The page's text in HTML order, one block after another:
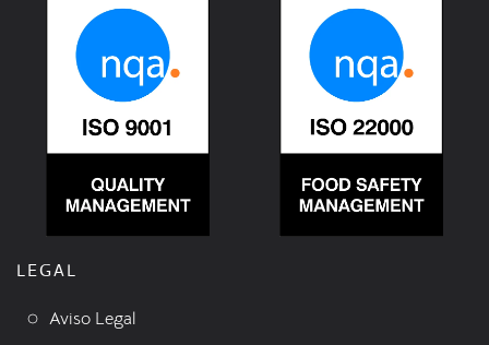
LEGAL
Aviso Legal